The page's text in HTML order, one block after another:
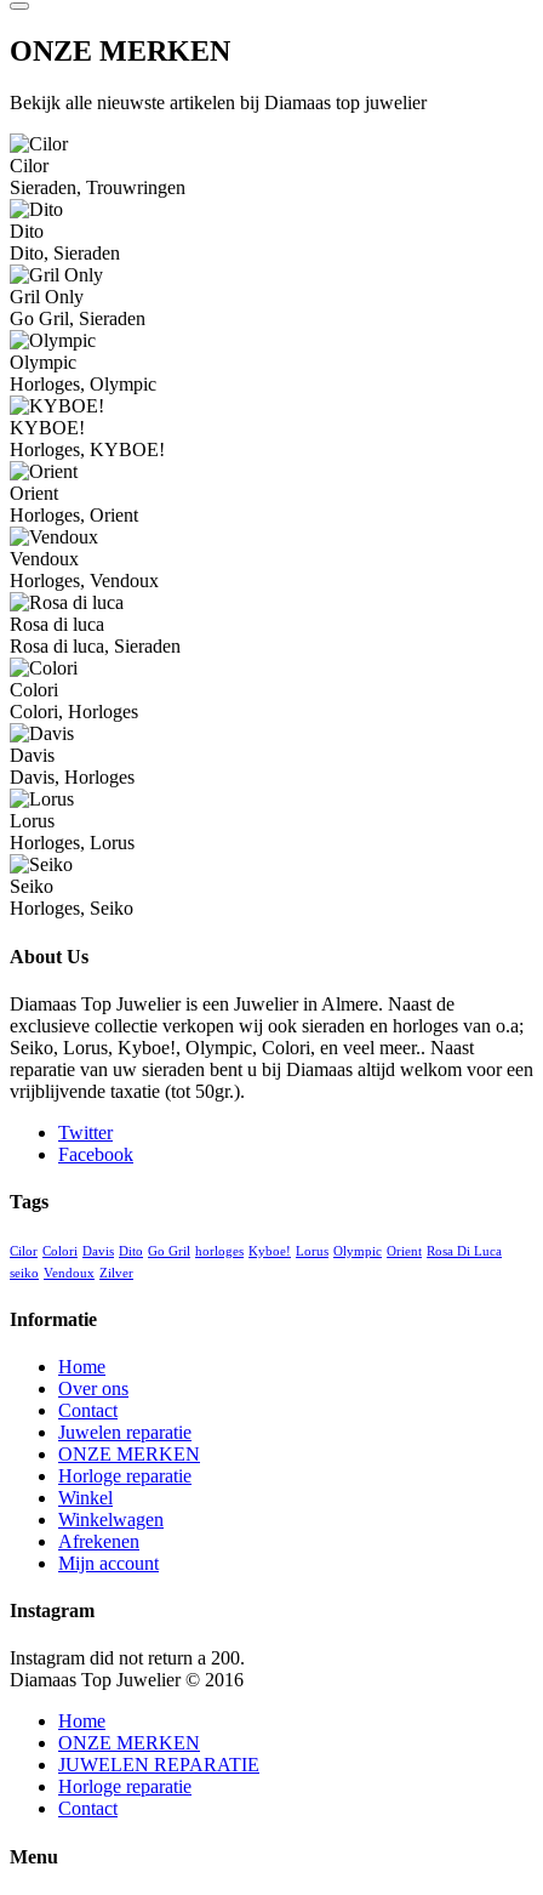
ONZE MERKEN
Bekijk alle nieuwste artikelen bij Diamaas top juwelier
Cilor
Sieraden, Trouwringen
Dito
Dito, Sieraden
Gril Only
Go Gril, Sieraden
Olympic
Horloges, Olympic
KYBOE!
Horloges, KYBOE!
Orient
Horloges, Orient
Vendoux
Horloges, Vendoux
Rosa di luca
Rosa di luca, Sieraden
Colori
Colori, Horloges
Davis
Davis, Horloges
Lorus
Horloges, Lorus
Seiko
Horloges, Seiko
About Us
Diamaas Top Juwelier is een Juwelier in Almere. Naast de
exclusieve collectie verkopen wij ook sieraden en horloges van o.a;
Seiko, Lorus, Kyboe!, Olympic, Colori, en veel meer.. Naast
reparatie van uw sieraden bent u bij Diamaas altijd welkom voor een
vrijblijvende taxatie (tot 50gr.).
Twitter
Facebook
Tags
Cilor Colori Davis Dito Go Gril horloges Kyboe! Lorus Olympic Orient Rosa Di Luca
seiko Vendoux Zilver
Informatie
Home
Over ons
Contact
Juwelen reparatie
ONZE MERKEN
Horloge reparatie
Winkel
Winkelwagen
Afrekenen
Mijn account
Instagram
Instagram did not return a 200.
Diamaas Top Juwelier © 2016
Home
ONZE MERKEN
JUWELEN REPARATIE
Horloge reparatie
Contact
Menu